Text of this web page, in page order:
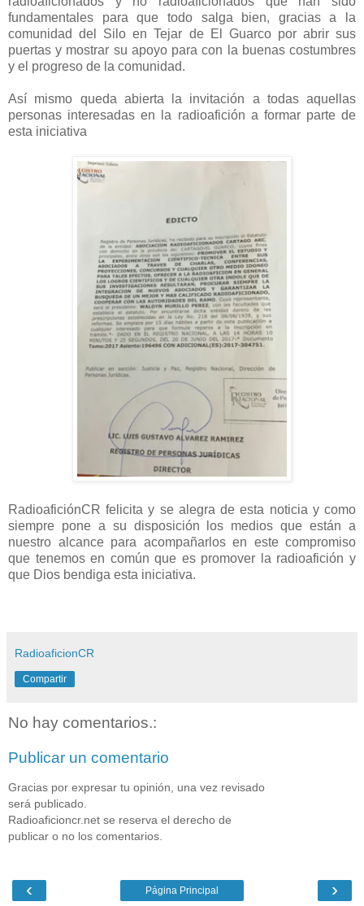
fundamentales para que todo salga bien, gracias a la
comunidad del Silo en Tejar de El Guarco por abrir sus
puertas y mostrar su apoyo para con la buenas costumbres
y el progreso de la comunidad.
Así mismo queda abierta la invitación a todas aquellas
personas interesadas en la radioafición a formar parte de
esta iniciativa
RadioaficiónCR felicita y se alegra de esta noticia y como
siempre pone a su disposición los medios que están a
nuestro alcance para acompañarlos en este compromiso
que tenemos en común que es promover la radioafición y
que Dios bendiga esta iniciativa.
RadioaficionCR
Compartir
No hay comentarios.:
Publicar un comentario
Gracias por expresar tu opinión, una vez revisado
será publicado.
Radioaficioncr.net se reserva el derecho de
publicar o no los comentarios.
‹ ›
Página Principal